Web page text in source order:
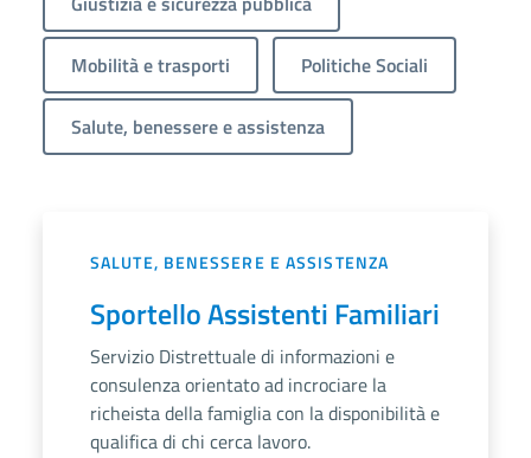
Mobilità e trasporti Politiche Sociali
Salute, benessere e assistenza
SALUTE, BENESSERE E ASSISTENZA
Sportello Assistenti Familiari
Servizio Distrettuale di informazioni e
consulenza orientato ad incrociare la
richeista della famiglia con la disponibilità e
qualifica di chi cerca lavoro.